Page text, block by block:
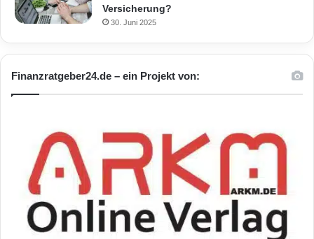
Versicherung?
30. Juni 2025
Finanzratgeber24.de – ein Projekt von: